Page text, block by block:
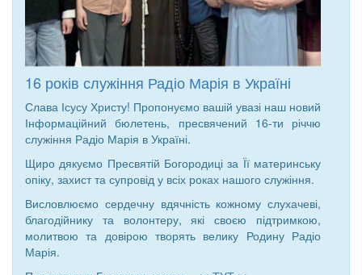
16 років служіння Радіо Марія в Україні
Слава Ісусу Христу! Пропонуємо вашій увазі наш новий
Інформаційний бюлетень, пресвячений 16-ти річчю
служіння Радіо Марія в Україні.
Щиро дякуємо Пресвятій Богородиці за Її материнську
опіку, захист та супровід у всіх роках нашого служіння.
Висловлюємо сердечну вдячність кожному слухачеві,
благодійнику та волонтеру, які своєю підтримкою,
молитвою та довірою творять велику Родину Радіо
Марія.